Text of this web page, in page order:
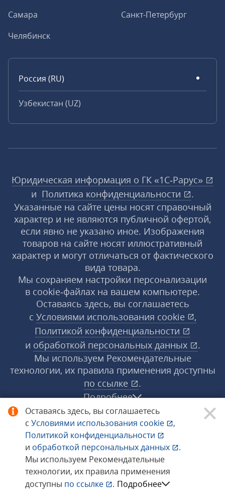
Оставаясь здесь, вы соглашаетесь
с Условиями использования cookie
,
Политикой конфиденциальности
и обработкой персональных данных
.
Мы используем Рекомендательные
технологии, их правила применения
доступны по ссылке . Подробнее
Самара
Санкт-Петербург
Челябинск
Россия (RU)
Узбекистан (UZ)
Юридическая информация о ГК «1С‑Рарус»
и Политика конфиденциальности
.
Указанные на сайте цены носят справочный
характер и не являются публичной офертой,
если явно не указано иное. Изображения
товаров на сайте носят иллюстративный
характер и могут отличаться от фактического
вида товара.
Мы сохраняем настройки персонализации
в cookie‑файлах на вашем компьютере.
Оставаясь здесь, вы соглашаетесь
с Условиями использования cookie
,
Политикой конфиденциальности
и обработкой персональных данных
.
Мы используем Рекомендательные
технологии, их правила применения доступны
по ссылке
.
Подробнее
© 1998−2026 «1С‑Рарус» ®. Все права
защищены.
Сообщить об ошибке